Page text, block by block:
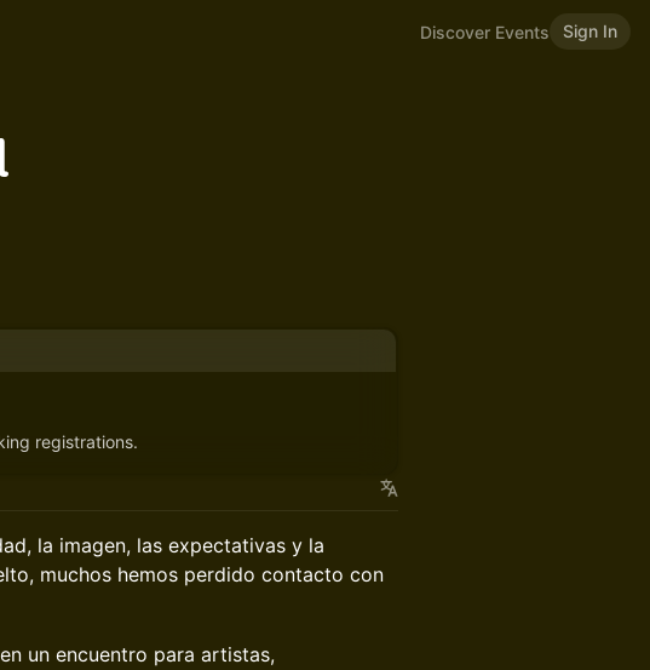
Discover Events Sign In
registrations.
la imagen, las expectativas y la
muchos hemos perdido contacto con
un encuentro para artistas,